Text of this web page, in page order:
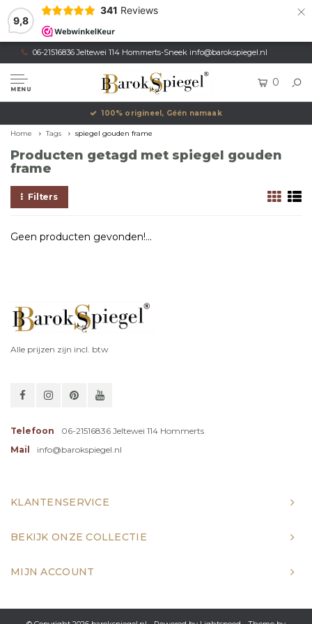
9,8
341 Reviews ×
06-21516836 Jeltewei 114 Hommerts-Sneek info@barokspiegel.nl
MENU
0
100% origineel, Géén namaak
Home Tags spiegel gouden frame
Producten getagd met spiegel gouden
frame
Filters
Geen producten gevonden!...
Alle prijzen zijn incl. btw
Telefoon
06-21516836 Jeltewei 114 Hommerts
Mail
info@barokspiegel.nl
KLANTENSERVICE
BEKIJK ONZE COLLECTIE
MIJN ACCOUNT